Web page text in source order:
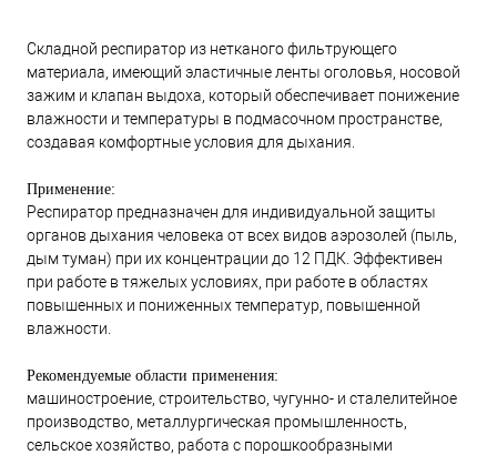
Складной респиратор из нетканого фильтрующего
материала, имеющий эластичные ленты оголовья, носовой
зажим и клапан выдоха, который обеспечивает понижение
влажности и температуры в подмасочном пространстве,
создавая комфортные условия для дыхания.
Применение:
Респиратор предназначен для индивидуальной защиты
органов дыхания человека от всех видов аэрозолей (пыль,
дым туман) при их концентрации до 12 ПДК. Эффективен
при работе в тяжелых условиях, при работе в областях
повышенных и пониженных температур, повышенной
влажности.
Рекомендуемые области применения:
машиностроение, строительство, чугунно- и сталелитейное
производство, металлургическая промышленность,
сельское хозяйство, работа с порошкообразными